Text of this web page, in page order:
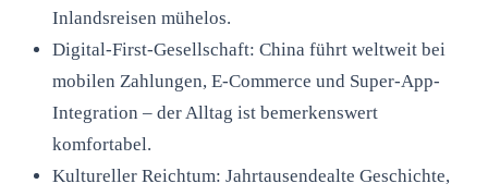
Inlandsreisen mühelos.
Digital-First-Gesellschaft: China führt weltweit bei
mobilen Zahlungen, E-Commerce und Super-App-
Integration – der Alltag ist bemerkenswert
komfortabel.
Kultureller Reichtum: Jahrtausendealte Geschichte,